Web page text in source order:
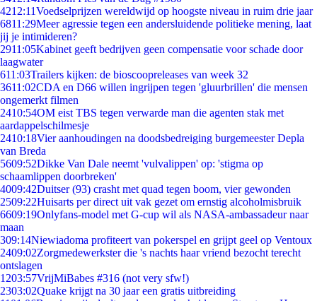
4212:11Voedselprijzen wereldwijd op hoogste niveau in ruim drie jaar
6811:29Meer agressie tegen een andersluidende politieke mening, laat
jij je intimideren?
2911:05Kabinet geeft bedrijven geen compensatie voor schade door
laagwater
611:03Trailers kijken: de bioscoopreleases van week 32
3611:02CDA en D66 willen ingrijpen tegen 'gluurbrillen' die mensen
ongemerkt filmen
2410:54OM eist TBS tegen verwarde man die agenten stak met
aardappelschilmesje
2410:18Vier aanhoudingen na doodsbedreiging burgemeester Depla
van Breda
5609:52Dikke Van Dale neemt 'vulvalippen' op: 'stigma op
schaamlippen doorbreken'
4009:42Duitser (93) crasht met quad tegen boom, vier gewonden
2509:22Huisarts per direct uit vak gezet om ernstig alcoholmisbruik
6609:19Onlyfans-model met G-cup wil als NASA-ambassadeur naar
maan
309:14Niewiadoma profiteert van pokerspel en grijpt geel op Ventoux
2409:02Zorgmedewerkster die 's nachts haar vriend bezocht terecht
ontslagen
1203:57VrijMiBabes #316 (not very sfw!)
2303:02Quake krijgt na 30 jaar een gratis uitbreiding